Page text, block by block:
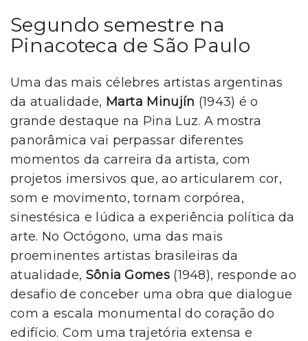
Segundo semestre na
Pinacoteca de São Paulo
Uma das mais célebres artistas argentinas
da atualidade, Marta Minujín (1943) é o
grande destaque na Pina Luz. A mostra
panorâmica vai perpassar diferentes
momentos da carreira da artista, com
projetos imersivos que, ao articularem cor,
som e movimento, tornam corpórea,
sinestésica e lúdica a experiência política da
arte. No Octógono, uma das mais
proeminentes artistas brasileiras da
atualidade, Sônia Gomes (1948), responde ao
desafio de conceber uma obra que dialogue
com a escala monumental do coração do
edifício. Com uma trajetória extensa e